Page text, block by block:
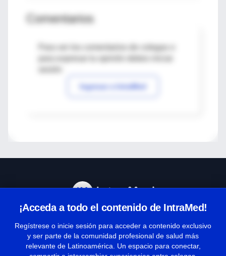
Comentarios
Para ver los comentarios de colegas o
Ingresar a IntraMed
¡Acceda a todo el contenido de IntraMed!
Regístrese o inicie sesión para acceder a contenido exclusivo
y ser parte de la comunidad profesional de salud más
relevante de Latinoamérica. Un espacio para conectar,
Términos y condiciones